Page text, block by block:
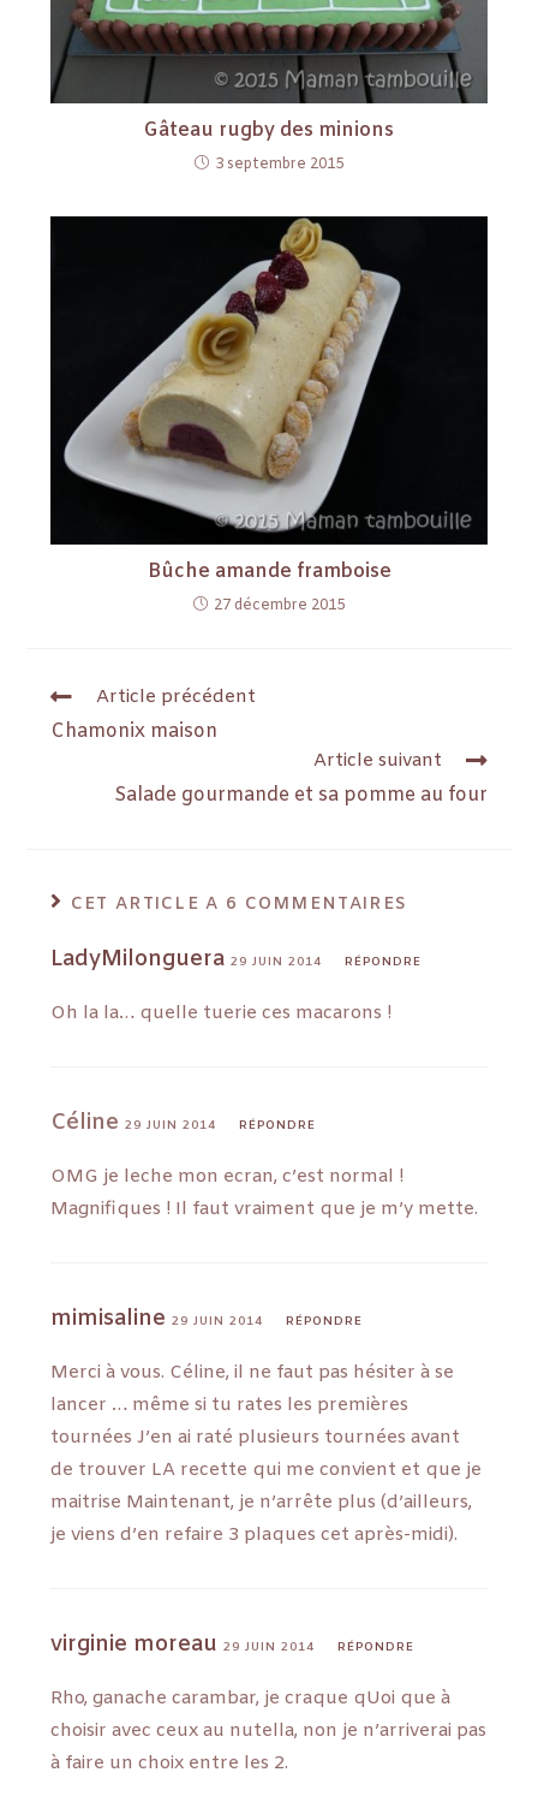
Gâteau rugby des minions
3 septembre 2015
Bûche amande framboise
27 décembre 2015
Article précédent
Chamonix maison
Article suivant
Salade gourmande et sa pomme au four
CET ARTICLE A 6 COMMENTAIRES
LadyMilonguera 29 JUIN 2014 RÉPONDRE
Oh la la… quelle tuerie ces macarons !
Céline29 JUIN 2014 RÉPONDRE
OMG je leche mon ecran, c’est normal !
Magnifiques ! Il faut vraiment que je m’y mette.
mimisaline 29 JUIN 2014 RÉPONDRE
Merci à vous. Céline, il ne faut pas hésiter à se
lancer … même si tu rates les premières
tournées J’en ai raté plusieurs tournées avant
de trouver LA recette qui me convient et que je
maitrise Maintenant, je n’arrête plus (d’ailleurs,
je viens d’en refaire 3 plaques cet après-midi).
virginie moreau 29 JUIN 2014 RÉPONDRE
Rho, ganache carambar, je craque qUoi que à
choisir avec ceux au nutella, non je n’arriverai pas
à faire un choix entre les 2.